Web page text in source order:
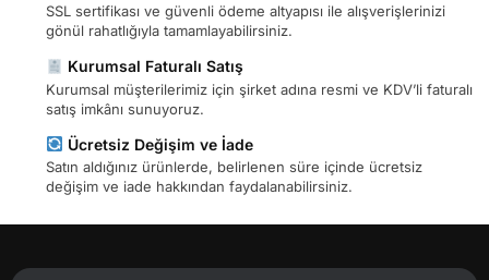
SSL sertifikası ve güvenli ödeme altyapısı ile alışverişlerinizi
gönül rahatlığıyla tamamlayabilirsiniz.
Kurumsal Faturalı Satış
Kurumsal müşterilerimiz için şirket adına resmi ve KDV’li faturalı
satış imkânı sunuyoruz.
Ücretsiz Değişim ve İade
Satın aldığınız ürünlerde, belirlenen süre içinde ücretsiz
değişim ve iade hakkından faydalanabilirsiniz.